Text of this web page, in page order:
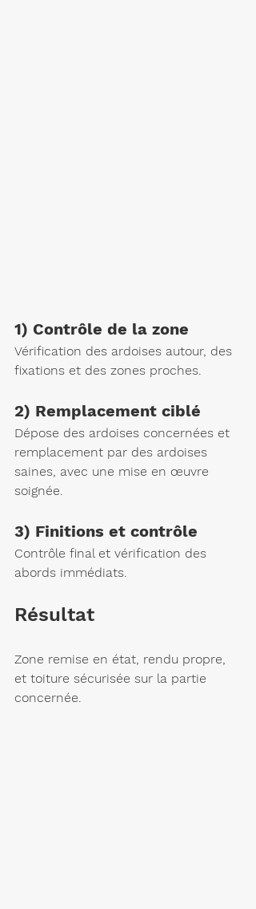
1) Contrôle de la zone
Vérification des ardoises autour, des
fixations et des zones proches.
2) Remplacement ciblé
Dépose des ardoises concernées et
remplacement par des ardoises
saines, avec une mise en œuvre
soignée.
3) Finitions et contrôle
Contrôle final et vérification des
abords immédiats.
Résultat
Zone remise en état, rendu propre,
et toiture sécurisée sur la partie
concernée.